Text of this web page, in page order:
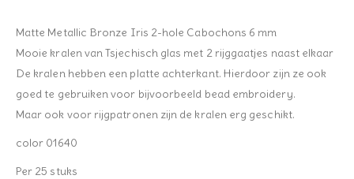
Matte Metallic Bronze Iris 2-hole Cabochons 6 mm
Mooie kralen van Tsjechisch glas met 2 rijggaatjes naast elkaar
De kralen hebben een platte achterkant. Hierdoor zijn ze ook
goed te gebruiken voor bijvoorbeeld bead embroidery.
Maar ook voor rijgpatronen zijn de kralen erg geschikt.
color 01640
Per 25 stuks